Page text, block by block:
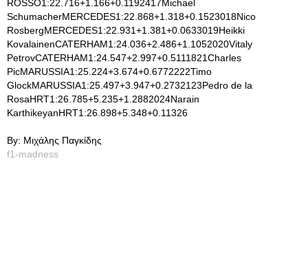
ROSSO1:22.716+1.166+0.1192417Michael
SchumacherMERCEDES1:22.868+1.318+0.1523018Nico
RosbergMERCEDES1:22.931+1.381+0.0633019Heikki
KovalainenCATERHAM1:24.036+2.486+1.1052020Vitaly
PetrovCATERHAM1:24.547+2.997+0.5111821Charles
PicMARUSSIA1:25.224+3.674+0.6772222Timo
GlockMARUSSIA1:25.497+3.947+0.2732123Pedro de la
RosaHRT1:26.785+5.235+1.2882024Narain
KarthikeyanHRT1:26.898+5.348+0.11326
By: Μιχάλης Παγκίδης
f1-madness